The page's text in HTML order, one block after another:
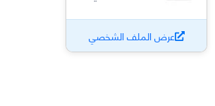
عرض الملف الشخصي